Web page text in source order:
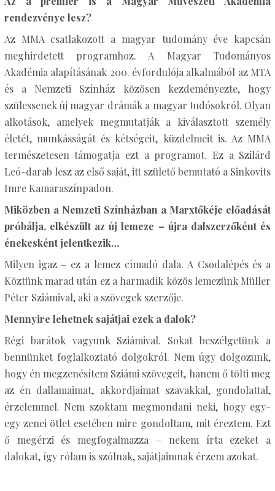
rendezvénye lesz?
Az MMA csatlakozott a magyar tudomány éve kapcsán
meghirdetett programhoz. A Magyar Tudományos
Akadémia alapításának 200. évfordulója alkalmából az MTA
és a Nemzeti Színház közösen kezdeményezte, hogy
szülessenek új magyar drámák a magyar tudósokról. Olyan
alkotások, amelyek megmutatják a kiválasztott személy
életét, munkásságát és kétségeit, küzdelmeit is. Az MMA
természetesen támogatja ezt a programot. Ez a Szilárd
Leó-darab lesz az első saját, itt születő bemutató a Sinkovits
Imre Kamaraszínpadon.
Miközben a Nemzeti Színházban a Marxtőkéje előadását
próbálja, elkészült az új lemeze – újra dalszerzőként és
énekesként jelentkezik…
Milyen igaz – ez a lemez címadó dala. A Csodalépés és a
Köztünk marad után ez a harmadik közös lemezünk Müller
Péter Sziámival, aki a szövegek szerzője.
Mennyire lehetnek sajátjai ezek a dalok?
Régi barátok vagyunk Sziámival. Sokat beszélgetünk a
bennünket foglalkoztató dolgokról. Nem úgy dolgozunk,
hogy én megzenésítem Sziámi szövegeit, hanem ő tölti meg
az én dallamaimat, akkordjaimat szavakkal, gondolattal,
érzelemmel. Nem szoktam megmondani neki, hogy egy-
egy zenei ötlet esetében mire gondoltam, mit éreztem. Ezt
ő megérzi és megfogalmazza – nekem írta ezeket a
dalokat, így rólam is szólnak, sajátjaimnak érzem azokat.